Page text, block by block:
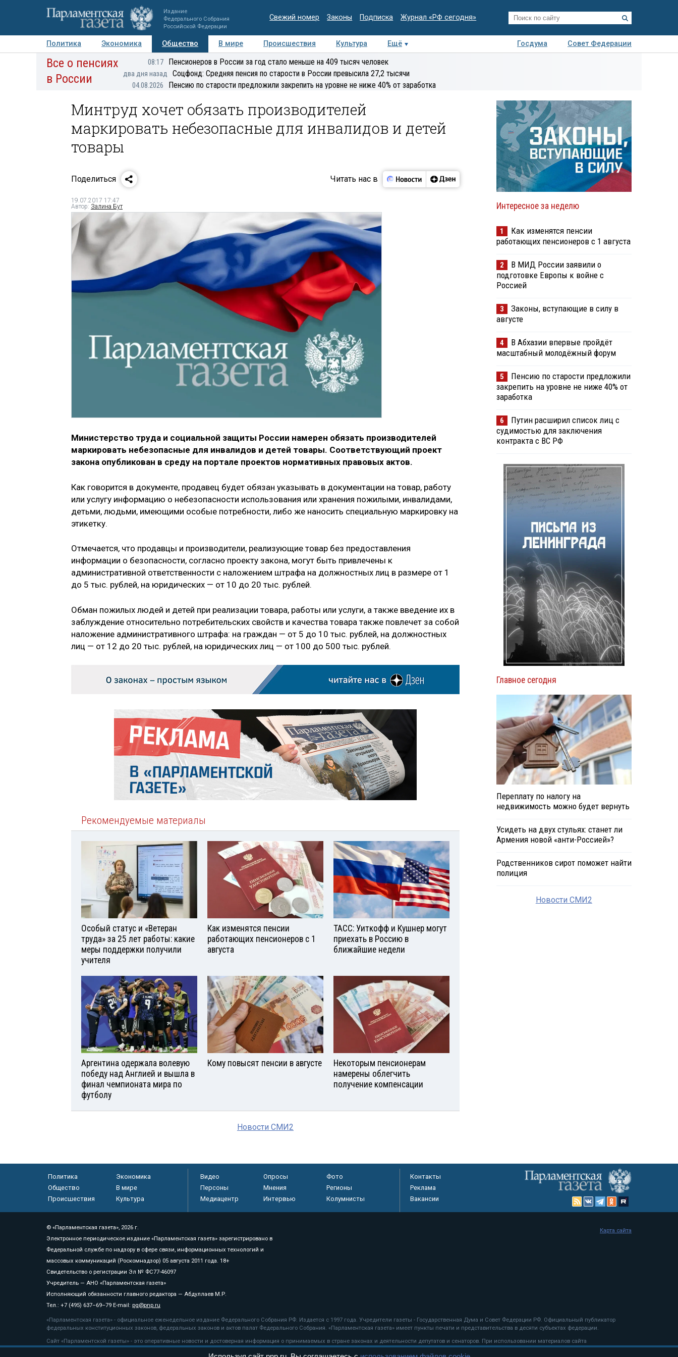
Издание
Федерального Собрания
Российской Федерации
Свежий номер Законы Подписка Журнал «РФ сегодня»
Политика Экономика Общество В мире Происшествия Культура Ещё Госдума
Совет Федерации
Авторы Персоны Мнения Регионы Медиацентр Интервью Колумнисты
Все о пенсиях
в России
08:17 Пенсионеров в России за год стало меньше на 409 тысяч человек
два дня назад Соцфонд: Средняя пенсия по старости в России превысила 27,2 тысячи
04.08.2026 Пенсию по старости предложили закрепить на уровне не ниже 40% от заработка
Минтруд хочет обязать производителей
маркировать небезопасные для инвалидов и детей
товары
Поделиться Читать нас в
19.07.2017 17:47
Автор: Залина Бут
Министерство труда и социальной защиты России намерен обязать производителей
маркировать небезопасные для инвалидов и детей товары. Соответствующий проект
закона опубликован в среду на портале проектов нормативных правовых актов.
Как говорится в документе, продавец будет обязан указывать в документации на товар, работу
или услугу информацию о небезопасности использования или хранения пожилыми, инвалидами,
детьми, людьми, имеющими особые потребности, либо же наносить специальную маркировку на
этикетку.
Отмечается, что продавцы и производители, реализующие товар без предоставления
информации о безопасности, согласно проекту закона, могут быть привлечены к
административной ответственности с наложением штрафа на должностных лиц в размере от 1
до 5 тыс. рублей, на юридических — от 10 до 20 тыс. рублей.
Обман пожилых людей и детей при реализации товара, работы или услуги, а также введение их в
заблуждение относительно потребительских свойств и качества товара также повлечет за собой
наложение административного штрафа: на граждан — от 5 до 10 тыс. рублей, на должностных
лиц — от 12 до 20 тыс. рублей, на юридических лиц — от 100 до 500 тыс. рублей.
Рекомендуемые материалы
Особый статус и «Ветеран
труда» за 25 лет работы: какие
меры поддержки получили
учителя
Как изменятся пенсии
работающих пенсионеров с 1
августа
ТАСС: Уиткофф и Кушнер могут
приехать в Россию в
ближайшие недели
Аргентина одержала волевую
победу над Англией и вышла в
финал чемпионата мира по
футболу
Кому повысят пенсии в августе
Некоторым пенсионерам
намерены облегчить
получение компенсации
Новости СМИ2
Интересное за неделю
1
Как изменятся пенсии
работающих пенсионеров с 1 августа
2
В МИД России заявили о
подготовке Европы к войне с
Россией
3
Законы, вступающие в силу в
августе
4
В Абхазии впервые пройдёт
масштабный молодёжный форум
5
Пенсию по старости предложили
закрепить на уровне не ниже 40% от
заработка
6
Путин расширил список лиц с
судимостью для заключения
контракта с ВС РФ
Главное сегодня
Переплату по налогу на
недвижимость можно будет вернуть
Усидеть на двух стульях: станет ли
Армения новой «анти-Россией»?
Родственников сирот поможет найти
полиция
Новости СМИ2
Политика
Экономика
Общество
В мире
Происшествия
Культура
Видео Опросы
Фото
Персоны
Мнения
Регионы
Медиацентр
Интервью Колумнисты
Контакты
Реклама
Вакансии
© «Парламентская газета», 2026 г.
Электронное периодическое издание «Парламентская газета» зарегистрировано в
Федеральной службе по надзору в сфере связи, информационных технологий и
массовых коммуникаций (Роскомнадзор) 05 августа 2011 года. 18+
Свидетельство о регистрации Эл № ФС77-46097
Учредитель — АНО «Парламентская газета»
Исполняющий обязанности главного редактора — Абдуллаев М.Р.
Тел.: +7 (495) 637–69–79 E-mail: pg@pnp.ru
«Парламентская газета» - официальное еженедельное издание Федерального Собрания РФ. Издается с 1997 года. Учредители газеты - Государственная Дума и Совет Федерации РФ. Официальный публикатор
федеральных конституционных законов, федеральных законов и актов палат Федерального Собрания. «Парламентская газета» имеет пункты печати и представительства в десяти субъектах федерации.
Сайт «Парламентской газеты» - это оперативные новости и достоверная информация о принимаемых в стране законах и деятельности депутатов и сенаторов. При использовании материалов сайта
«Парламентской газеты» активная ссылка на pnp.ru обязательна.
Карта сайта